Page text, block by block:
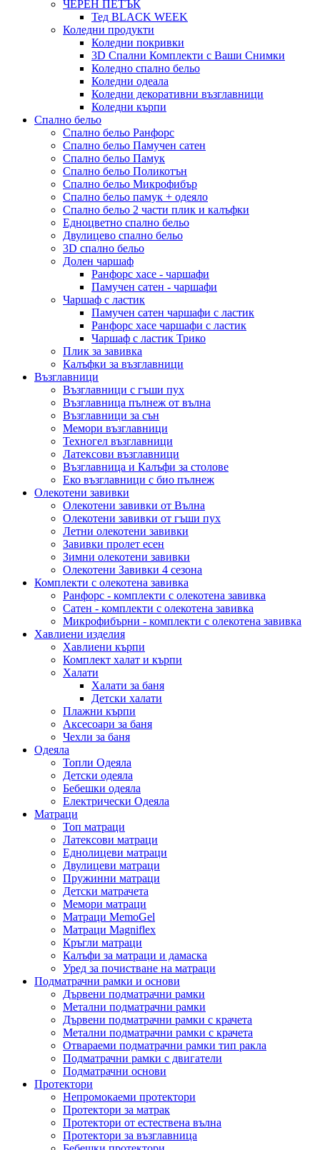
ЧЕРЕН ПЕТЪК
Тед BLACK WEEK
Коледни продукти
Коледни покривки
3D Спални Комплекти с Ваши Снимки
Коледно спално бельо
Коледни одеала
Коледни декоративни възглавници
Коледни кърпи
Спално бельо
Спално бельо Ранфорс
Спално бельо Памучен сатен
Спално бельо Памук
Спално бельо Поликотън
Спално бельо Микрофибър
Спално бельо памук + одеяло
Спално бельо 2 части плик и калъфки
Eдноцветно спално бельо
Двулицево спално бельо
3D спално бельо
Долен чаршаф
Ранфорс хасе - чаршафи
Памучен сатен - чаршафи
Чаршаф с ластик
Памучен сатен чаршафи с ластик
Ранфорс хасе чаршафи с ластик
Чаршаф с ластик Трико
Плик за завивкa
Калъфки за възглавници
Възглавници
Възглавници с гъши пух
Възглавница пълнеж от вълна
Възглавници за сън
Мемори възглавници
Техногел възглавници
Латексови възглавници
Възглавница и Калъфи за столове
Еко възглавници с био пълнеж
Олекотени завивки
Олекотени завивки от Вълна
Олекотени завивки от гъши пух
Летни олекотени завивки
Завивки пролет есен
Зимни олекотени завивки
Олекотени Завивки 4 сезона
Комплекти с олекотена завивка
Ранфорс - комплекти с олекотена завивка
Сатен - комплекти с олекотена завивка
Микрофибърни - комплекти с олекотена завивка
Хавлиени изделия
Хавлиени кърпи
Комплект халат и кърпи
Халати
Халати за баня
Детски халати
Плажни кърпи
Аксесоари за баня
Чехли за баня
Одеяла
Топли Одеяла
Детски одеяла
Бебешки одеяла
Електрически Одеяла
Матраци
Топ матраци
Латексови матраци
Еднолицеви матраци
Двулицеви матраци
Пружинни матраци
Детски матрачета
Мемори матраци
Mатраци MemoGel
Матраци Мagniflex
Кръгли матраци
Калъфи за матраци и дамаска
Уред за почистване на матраци
Подматрачни рамки и основи
Дървени подматрачни рамки
Метални подматрачни рамки
Дървени подматрачни рамки с крачета
Метални подматрачни рамки с крачета
Отвараеми подматрачни рамки тип ракла
Подматрачни рамки с двигатели
Подматрачни основи
Протектори
Непромокаеми протектори
Протектори за матрак
Протектори от естествена вълна
Протектори за възглавница